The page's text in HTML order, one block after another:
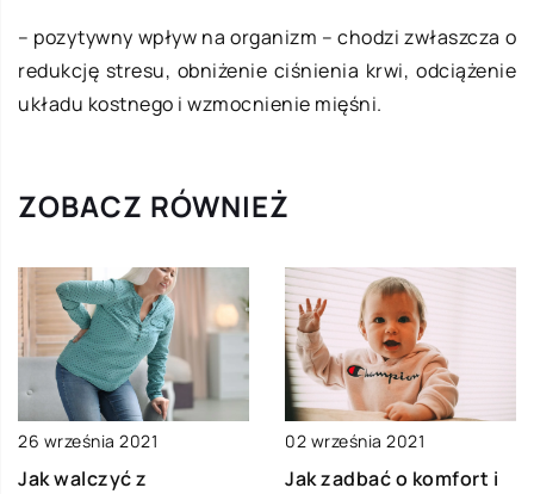
– pozytywny wpływ na organizm – chodzi zwłaszcza o
redukcję stresu, obniżenie ciśnienia krwi, odciążenie
układu kostnego i wzmocnienie mięśni.
ZOBACZ RÓWNIEŻ
26 września 2021
Jak walczyć z
02 września 2021
Jak zadbać o komfort i